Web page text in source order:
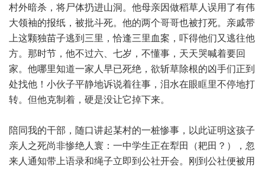
村外暗杀，将尸体扔进山洞。他母亲因做稻草人误用了有伟
大领袖的报纸，被批斗死。他的两个哥哥也被打死。亲戚带
上这颗独苗子逃到三里，恰逢三里血案，吓得他们又逃往他
方。那时节，他不过六、七岁，不懂事，天天哭喊着要回
家。他哪里知道一家人早已死绝，欲斩草除根的凶手们正到
处找他！小伙子平静地诉说着往事，泪水在眼眶里不停地打
转。但他克制着，硬是没让它掉下来。
陪同我的干部，随口讲起某村的一桩惨事，以此证明这孩子
亲人之死尚非惨绝人寰：一中学生正在犁田（耙田？），忽
来人通知带上语录和绳子立即到公社开会。刚到公社便被用